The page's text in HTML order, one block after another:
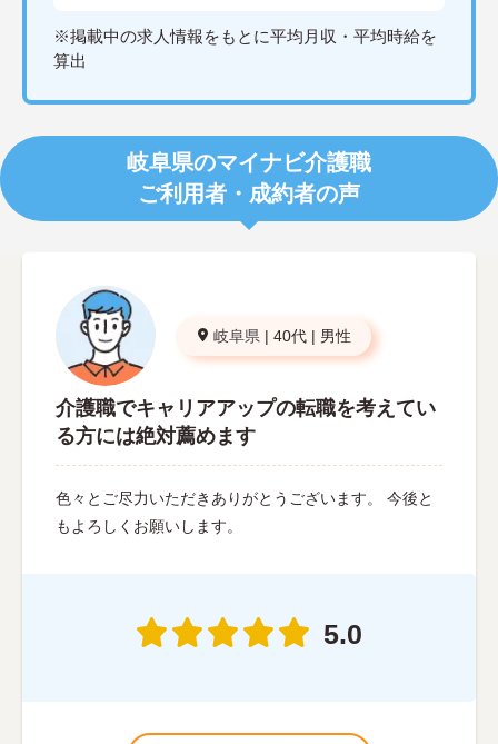
※掲載中の求人情報をもとに平均月収・平均時給を
算出
岐阜県のマイナビ介護職
ご利用者・成約者の声
岐阜県 | 40代 | 男性
介護職でキャリアアップの転職を考えてい
る方には絶対薦めます
色々とご尽力いただきありがとうございます。 今後と
もよろしくお願いします。
5.0